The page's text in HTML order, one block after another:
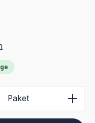
Wert ein
Paket